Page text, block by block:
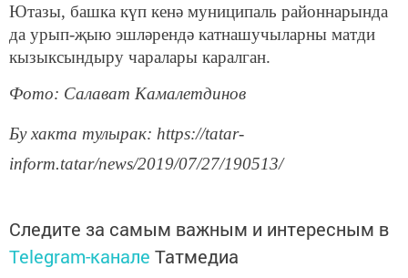
Ютазы, башка күп кенә муниципаль районнарында
да урып-җыю эшләрендә катнашучыларны матди
кызыксындыру чаралары каралган.
Фото: Салават Камалетдинов
Бу хакта тулырак: https://tatar-
inform.tatar/news/2019/07/27/190513/
Следите за самым важным и интересным в
Telegram-канале Татмедиа